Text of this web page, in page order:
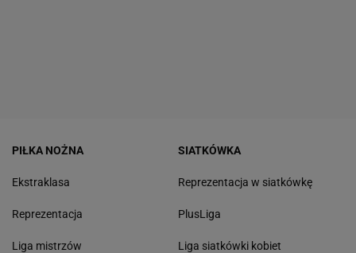
PIŁKA NOŻNA
Ekstraklasa
Reprezentacja
Liga mistrzów
SIATKÓWKA
Reprezentacja w siatkówkę
PlusLiga
Liga siatkówki kobiet